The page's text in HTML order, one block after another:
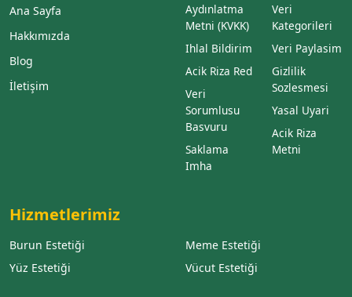
Ana Sayfa
Hakkımızda
Blog
İletişim
Aydınlatma
Metni (KVKK)
Ihlal Bildirim
Acik Riza Red
Veri
Sorumlusu
Basvuru
Saklama
Imha
Veri
Kategorileri
Veri Paylasim
Gizlilik
Sozlesmesi
Yasal Uyari
Acik Riza
Metni
Hizmetlerimiz
Burun Estetiği
Meme Estetiği
Yüz Estetiği
Vücut Estetiği